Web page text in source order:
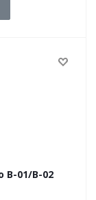
В-01/В-02